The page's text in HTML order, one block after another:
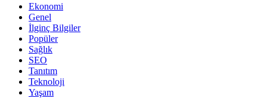
Ekonomi
Genel
İlginç Bilgiler
Popüler
Sağlık
SEO
Tanıtım
Teknoloji
Yaşam